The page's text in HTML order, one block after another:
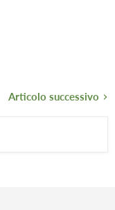
Articolo successivo